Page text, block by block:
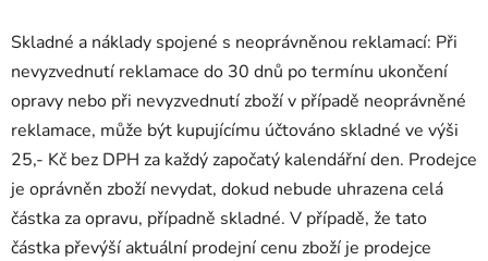
Skladné a náklady spojené s neoprávněnou reklamací: Při
nevyzvednutí reklamace do 30 dnů po termínu ukončení
opravy nebo při nevyzvednutí zboží v případě neoprávněné
reklamace, může být kupujícímu účtováno skladné ve výši
25,- Kč bez DPH za každý započatý kalendářní den. Prodejce
je oprávněn zboží nevydat, dokud nebude uhrazena celá
částka za opravu, případně skladné. V případě, že tato
částka převýší aktuální prodejní cenu zboží je prodejce